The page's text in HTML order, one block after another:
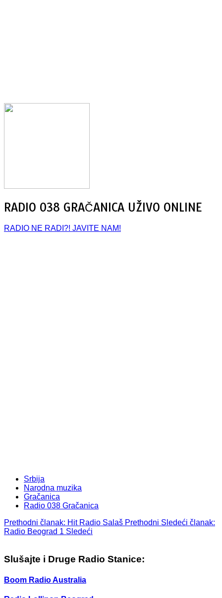
RADIO 038 GRAČANICA UŽIVO ONLINE
RADIO NE RADI?! JAVITE NAM!
Srbija
Narodna muzika
Gračanica
Radio 038 Gračanica
Prethodni članak: Hit Radio Salaš Prethodni Sledeći članak:
Radio Beograd 1 Sledeći
Slušajte i Druge Radio Stanice:
Boom Radio Australia